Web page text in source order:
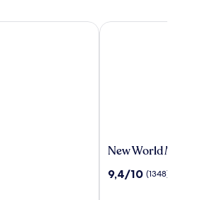
New
Makati
New World Makati
9.4
9,4/10 (1348)
New World Makati